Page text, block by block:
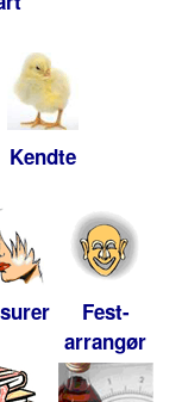
Kendte
Fest-
arrangør